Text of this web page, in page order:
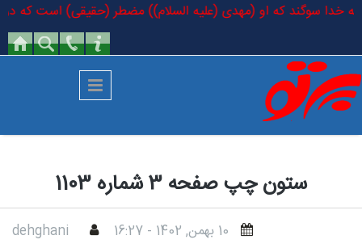
رفتن به محتوای اصلی
به خدا سوگند که او (مهدی (علیه السلام)) مضطر (حقیقی) است که در
ستون چپ صفحه 3 شماره 1103
10 بهمن, 1402 - 16:27
dehghani